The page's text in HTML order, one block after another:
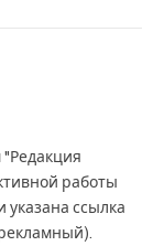
работы
указана ссылка